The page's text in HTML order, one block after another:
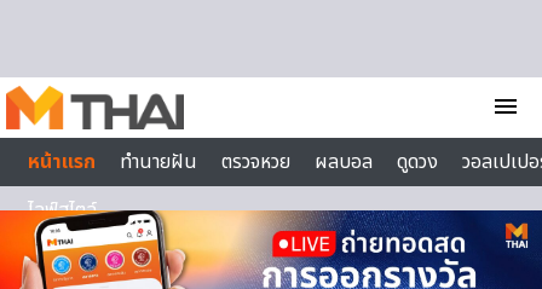
menu
หน้าแรก
ทำนายฝัน ตรวจหวย ผลบอล ดูดวง
วอลเปเป
ไลฟ์สไตล์